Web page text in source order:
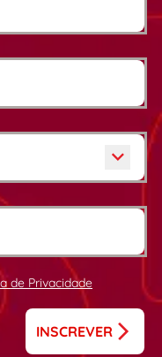
de Privacidade
INSCREVER